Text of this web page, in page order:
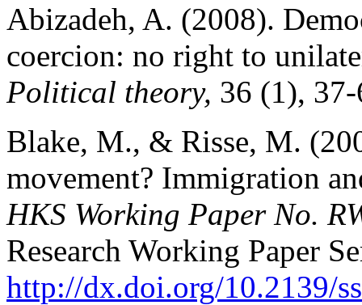
Abizadeh, A. (2008).
coercion: no right to
Political theory, 36 (1),
Blake, M., & Risse, M.
movement? Immigration
HKS Working Paper No.
Research Working Paper
http://dx.doi.org/10.2139/